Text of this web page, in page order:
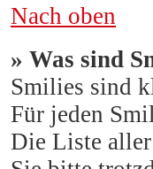
Nach oben
» Was sind
Smilies sind
Für jeden
Die Liste aller